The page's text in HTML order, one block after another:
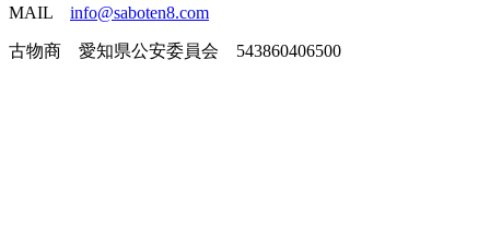
MAIL info@saboten8.com
古物商 愛知県公安委員会 543860406500